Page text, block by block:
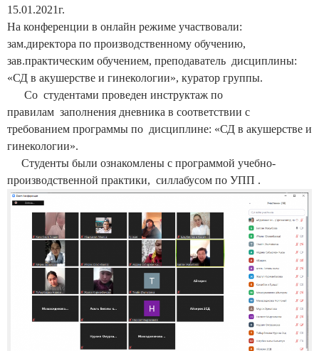
15.01.2021г.
На конференции в онлайн режиме участвовали:
зам.директора по производственному обучению,
зав.практическим обучением, преподаватель дисциплины:
«СД в акушерстве и гинекологии», куратор группы.
Со студентами проведен инструктаж по
правилам заполнения дневника в соответствии с
требованием программы по дисциплине: «СД в акушерстве и
гинекологии».
Студенты были ознакомлены с программой учебно-
производственной практики, силлабусом по УПП .